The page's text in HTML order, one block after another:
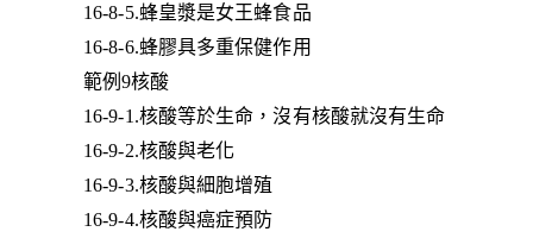
16-8-5.蜂皇漿是女王蜂食品
16-8-6.蜂膠具多重保健作用
範例9核酸
16-9-1.核酸等於生命，沒有核酸就沒有生命
16-9-2.核酸與老化
16-9-3.核酸與細胞增殖
16-9-4.核酸與癌症預防